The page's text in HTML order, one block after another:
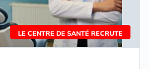
LE CENTRE DE SANTÉ RECRUTE